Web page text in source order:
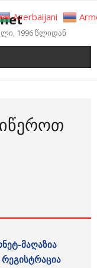
1996 წლიდან
მაღაზია
Azerbaijani